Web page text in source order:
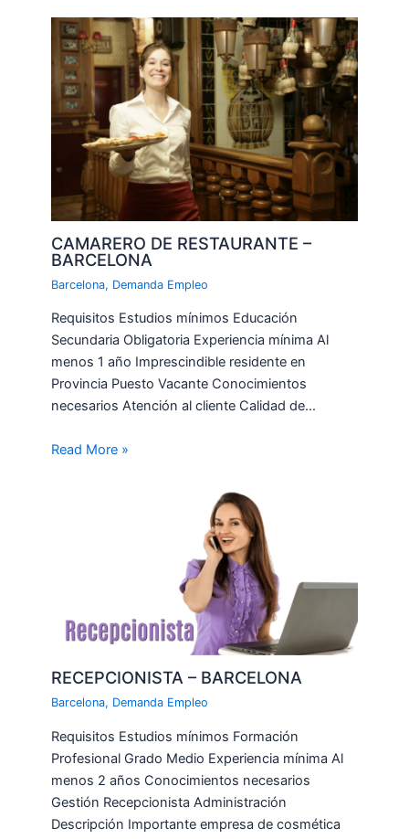
CAMARERO DE RESTAURANTE –
BARCELONA
Barcelona, Demanda Empleo
Requisitos Estudios mínimos Educación
Secundaria Obligatoria Experiencia mínima Al
menos 1 año Imprescindible residente en
Provincia Puesto Vacante Conocimientos
necesarios Atención al cliente Calidad de…
Read More »
RECEPCIONISTA – BARCELONA
Barcelona, Demanda Empleo
Requisitos Estudios mínimos Formación
Profesional Grado Medio Experiencia mínima Al
menos 2 años Conocimientos necesarios
Gestión Recepcionista Administración
Descripción Importante empresa de cosmética